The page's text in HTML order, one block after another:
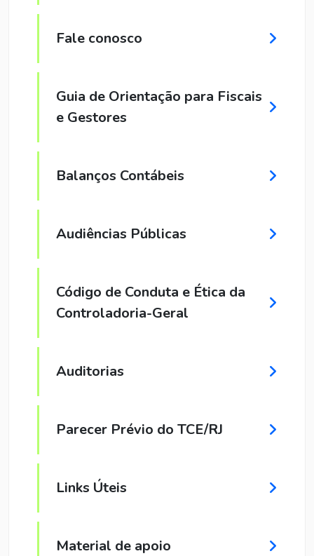
Fale conosco
Guia de Orientação para Fiscais
e Gestores
Balanços Contábeis
Audiências Públicas
Código de Conduta e Ética da
Controladoria-Geral
Auditorias
Parecer Prévio do TCE/RJ
Links Úteis
Material de apoio